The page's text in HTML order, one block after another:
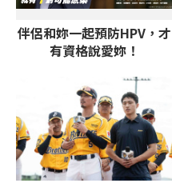
伴侶和妳一起預防HPV，才
有資格說愛妳！